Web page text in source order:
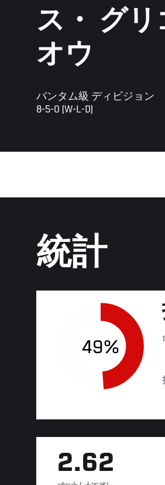
ス・ グリ
オウ
バンタム級 ディビジョン
8-5-0 (W-L-D)
統計
49%
2.62